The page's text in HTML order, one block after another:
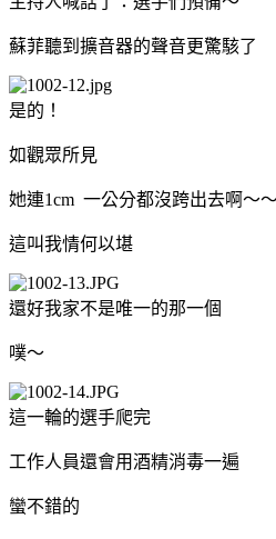
蘇菲聽到擴音器的聲音更驚駭了
是的！
如觀眾所見
她連1cm 一公分都沒跨出去啊～
這叫我情何以堪
還好我家不是唯一的那一個
噗～
這一輪的選手爬完
工作人員還會用酒精消毒一遍
蠻不錯的